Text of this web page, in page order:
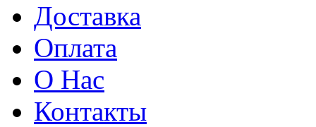
Доставка
Оплата
О Нас
Контакты